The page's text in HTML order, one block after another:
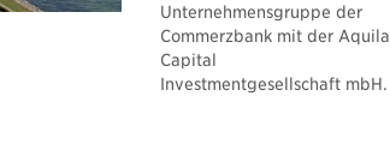
Unternehmensgruppe der
Commerzbank mit der Aquila
Capital
Investmentgesellschaft mbH.